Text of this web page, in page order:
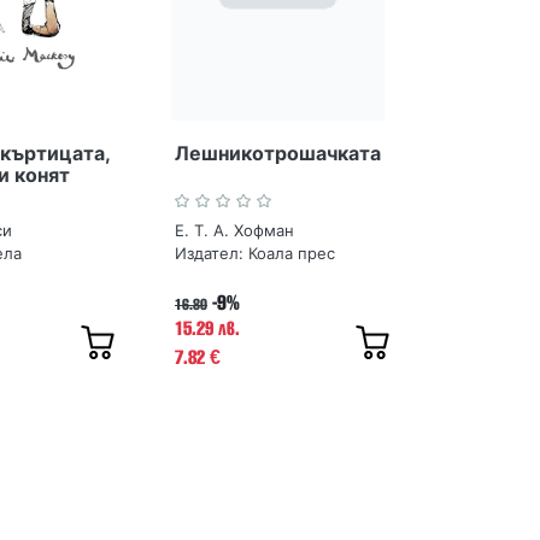
конят
Лешникотрошачката
Е. Т. А. Хофман
Издател: Коала прес
16.80 -9%
15.29 лв.
7.82 €